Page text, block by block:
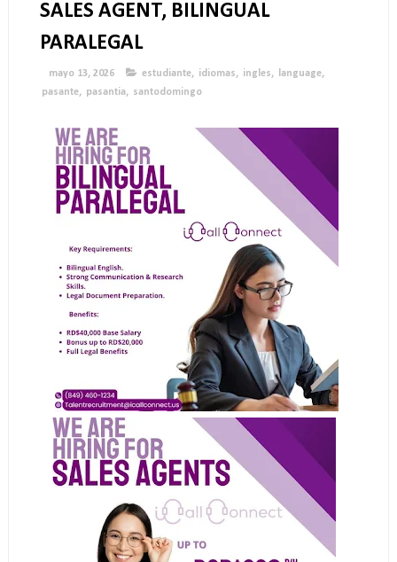
SALES AGENT, BILINGUAL
PARALEGAL
mayo 13, 2026 estudiante, idiomas, ingles, language,
pasante, pasantia, santodomingo